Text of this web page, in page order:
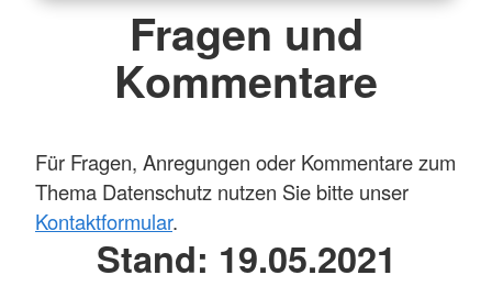
Fragen und
Kommentare
Für Fragen, Anregungen oder Kommentare zum
Thema Datenschutz nutzen Sie bitte unser
Kontaktformular.
Stand: 19.05.2021